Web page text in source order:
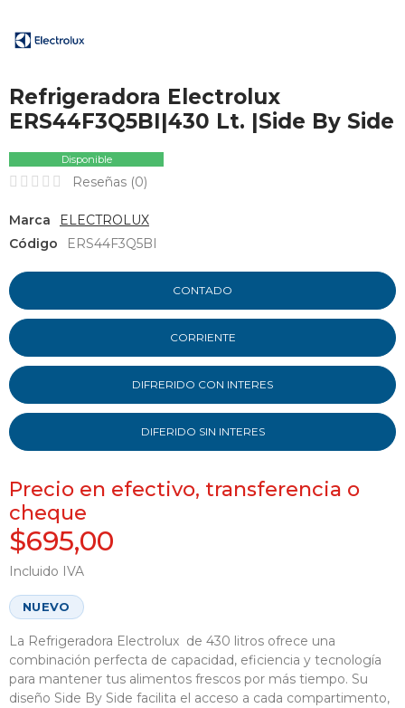
Refrigeradora Electrolux
ERS44F3Q5BI|430 Lt. |Side By Side
Disponible
Reseñas (0)
Marca
ELECTROLUX
Código
ERS44F3Q5BI
CONTADO
CORRIENTE
DIFRERIDO CON INTERES
DIFERIDO SIN INTERES
Precio en efectivo, transferencia o
cheque
$695,00
Incluido IVA
NUEVO
La Refrigeradora Electrolux de 430 litros ofrece una
combinación perfecta de capacidad, eficiencia y tecnología
para mantener tus alimentos frescos por más tiempo. Su
diseño Side By Side facilita el acceso a cada compartimento,